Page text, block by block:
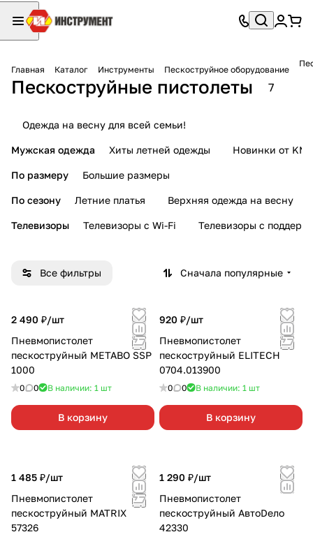
Главная Каталог Инструменты Пескоструйное оборудование
Пескоструйные пистолеты 7
Одежда на весну для всей семьи!
Мужская одежда Хиты летней одежды Новинки от KMI
По размеру Большие размеры
По сезону Летние платья Верхняя одежда на весну
Телевизоры Телевизоры с Wi-Fi Телевизоры с
Все фильтры Сначала популярные
2 490 ₽/шт
Пневмопистолет
пескоструйный METABO SSP
1000
0 0 В наличии: 1 шт
В корзину
920 ₽/шт
Пневмопистолет
пескоструйный ELITECH
0704.013900
0 0 В наличии: 1 шт
В корзину
1 485 ₽/шт
Пневмопистолет
пескоструйный MATRIX
57326
1 290 ₽/шт
Пневмопистолет
пескоструйный АвтоDело
42330